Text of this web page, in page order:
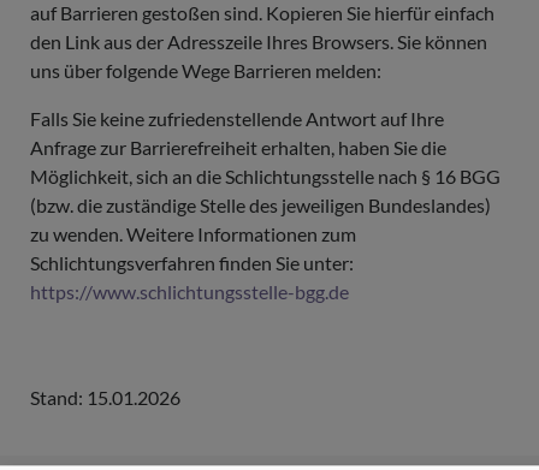
auf Barrieren gestoßen sind. Kopieren Sie hierfür einfach
den Link aus der Adresszeile Ihres Browsers. Sie können
uns über folgende Wege Barrieren melden:
Falls Sie keine zufriedenstellende Antwort auf Ihre
Anfrage zur Barrierefreiheit erhalten, haben Sie die
Möglichkeit, sich an die Schlichtungsstelle nach § 16 BGG
(bzw. die zuständige Stelle des jeweiligen Bundeslandes)
zu wenden.Weitere Informationen zum
Schlichtungsverfahren finden Sie unter:
https://www.schlichtungsstelle-bgg.de
Stand: 15.01.2026